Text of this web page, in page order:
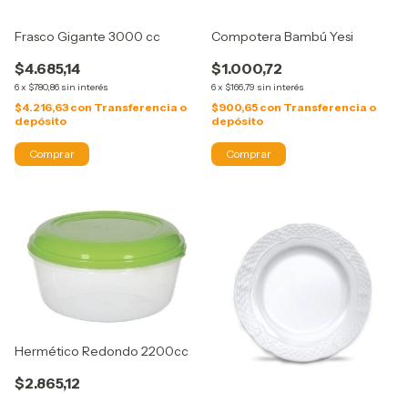
Frasco Gigante 3000 cc
$4.685,14
6x $780,86 sin interés
$4.216,63 con Transferencia o
depósito
Compotera Bambú Yesi
$1.000,72
6x $166,79 sin interés
$900,65 con Transferencia o
depósito
Hermético Redondo 2200cc
$2.865,12